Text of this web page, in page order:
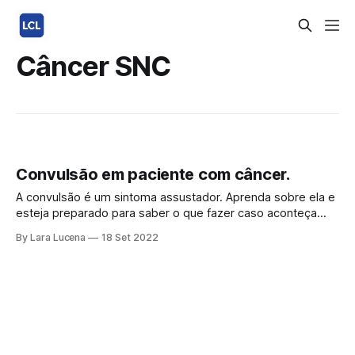
Câncer SNC
Convulsão em paciente com câncer.
A convulsão é um sintoma assustador. Aprenda sobre ela e
esteja preparado para saber o que fazer caso aconteça
convulsões são manifestações comuns e incômodas entre
By Lara Lucena 18 Set 2022